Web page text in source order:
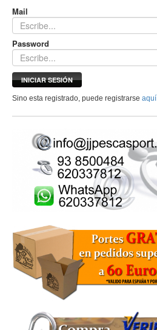
Mail
Password
INICIAR SESIÓN
Sino esta registrado, puede registrarseaquí